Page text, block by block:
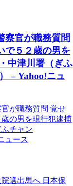
察官が職務質問
で５２歳の男を
中津川署（ぎふ
– Yahoo!ニュ
が職務質問 覚せ
の男を現行犯逮捕
チャン
ュース
選出馬へ 日本保